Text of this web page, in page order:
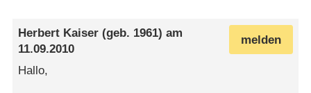
melden
Herbert Kaiser (geb. 1961) am
11.09.2010
Hallo,